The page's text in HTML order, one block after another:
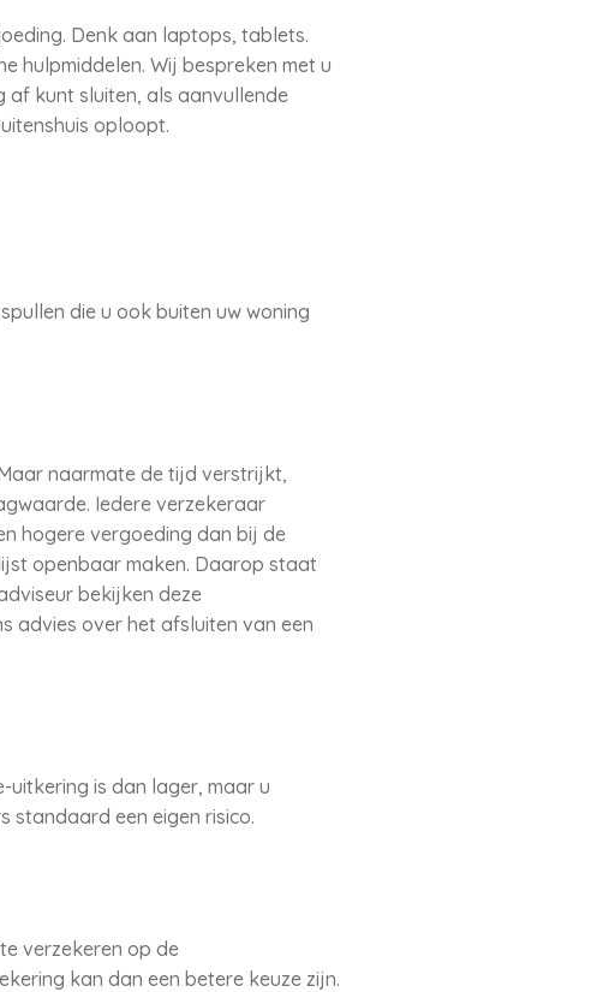
Denk aan laptops, tablets.
hulpmiddelen. Wij bespreken met u
kunt sluiten, als aanvullende
oploopt.
die u ook buiten uw woning
naarmate de tijd verstrijkt,
Iedere verzekeraar
hogere vergoeding dan bij de
openbaar maken. Daarop staat
bekijken deze
advies over het afsluiten van een
uitkering is dan lager, maar u
standaard een eigen risico.
verzekeren op de
kan dan een betere keuze zijn.